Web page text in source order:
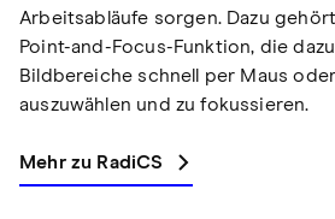
Arbeitsabläufe sorgen. Dazu
Point-and-Focus-Funktion, die
Bildbereiche schnell per Maus
auszuwählen und zu fokussieren.
Mehr zu RadiCS